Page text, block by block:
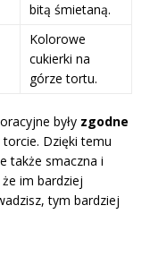
bitą śmietaną.
Kolorowe
cukierki na
górze tortu.
były zgodne
Dzięki temu
także smaczna i
im bardziej
tym bardziej